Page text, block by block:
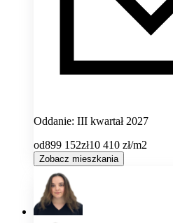
Oddanie: III kwartał 2027
od899 152zł10 410 zł/m2
Zobacz mieszkania